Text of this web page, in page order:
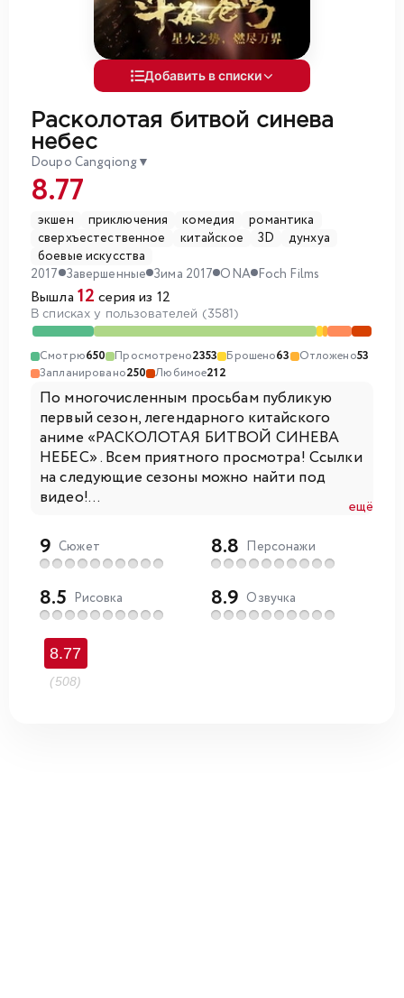
Добавить в списки
Расколотая битвой синева
небес
Doupo Cangqiong▼
8.77
экшен приключения комедия
романтика
сверхъестественное
китайское 3D
дунхуа
боевые искусства
2017 Завершенные Зима 2017 ONA Foch Films
Вышла 12 серия из 12
В списках у пользователей (3581)
Смотрю650 Просмотрено2353 Брошено63 Отложено53
Запланировано250 Любимое212
По многочисленным просьбам публикую
первый сезон, легендарного китайского
аниме «РАСКОЛОТАЯ БИТВОЙ СИНЕВА
НЕБЕС» . Всем приятного просмотра! Ссылки
на следующие сезоны можно найти под
видео!...
ещё
9 Сюжет 8.8 Персонажи
8.5 Рисовка 8.9 Озвучка
8.77
(508)